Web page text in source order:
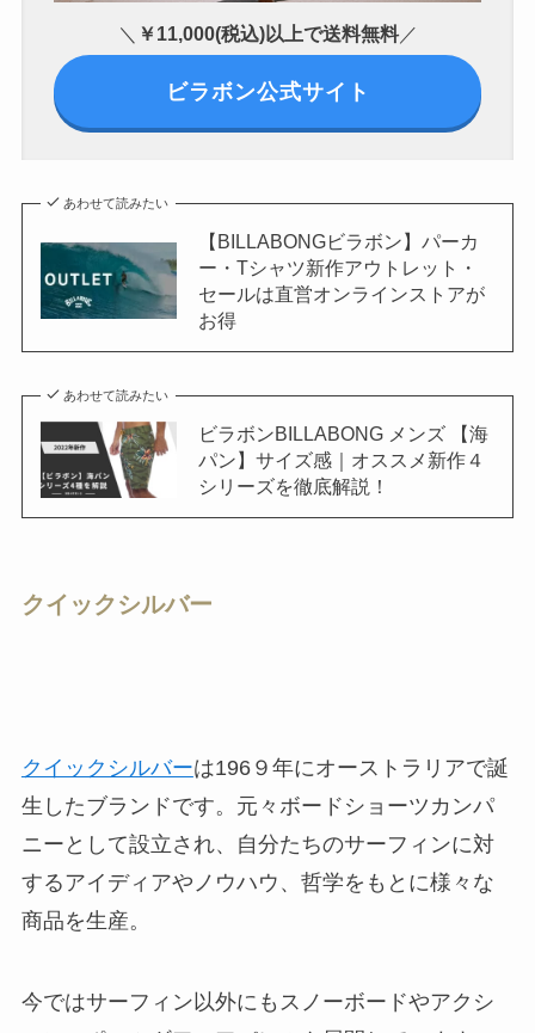
＼ ￥11,000(税込)以上で送料無料／
ビラボン公式サイト
あわせて読みたい
【BILLABONGビラボン】パーカ
ー・Tシャツ新作アウトレット・
セールは直営オンラインストアが
お得
あわせて読みたい
ビラボンBILLABONG メンズ 【海
パン】サイズ感｜オススメ新作４
シリーズを徹底解説！
クイックシルバー
クイックシルバーは196９年にオーストラリアで誕
生したブランドです。元々ボードショーツカンパ
ニーとして設立され、自分たちのサーフィンに対
するアイディアやノウハウ、哲学をもとに様々な
商品を生産。
今ではサーフィン以外にもスノーボードやアクシ